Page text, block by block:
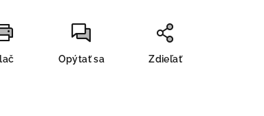
Opýtať sa Zdieľať